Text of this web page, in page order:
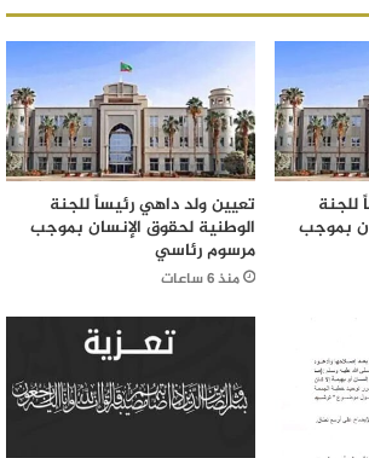
للجنة
بموجب
تعيين ولد داهي رئيساً للجنة
الوطنية لحقوق الإنسان بموجب
مرسوم رئاسي
منذ 6 ساعات